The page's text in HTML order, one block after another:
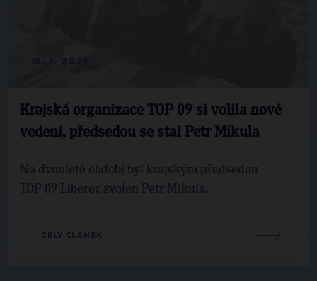
Krajská organizace TOP 09 si volila nové
vedení, předsedou se stal Petr Mikula
Na dvouleté období byl krajským předsedou
TOP 09 Liberec zvolen Petr Mikula.
CELÝ ČLÁNEK